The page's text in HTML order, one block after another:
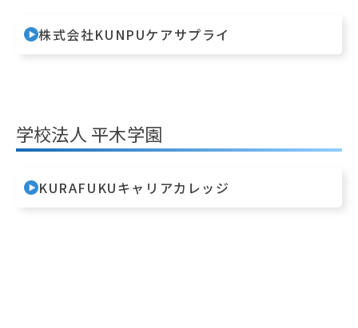
株式会社KUNPUケアサプライ
学校法人 平木学園
KURAFUKUキャリアカレッジ